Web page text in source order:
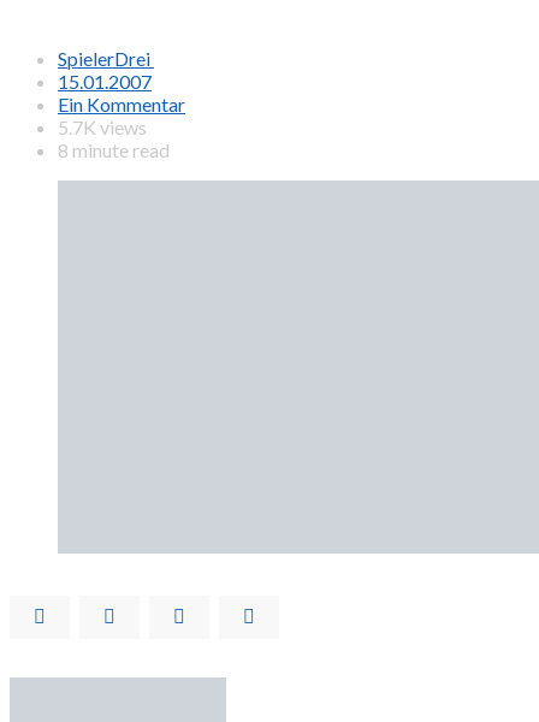
SpielerDrei
15.01.2007
Ein Kommentar
5.7K views
8 minute read